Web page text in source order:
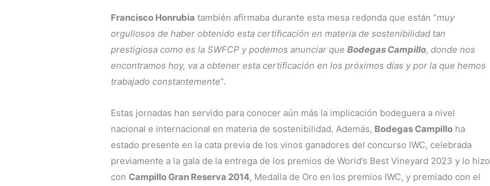
Francisco Honrubia también afirmaba durante esta mesa redonda que están “muy
orgullosos de haber obtenido esta certificación en materia de sostenibilidad tan
prestigiosa como es la SWFCP y podemos anunciar que Bodegas Campillo, donde nos
encontramos hoy, va a obtener esta certificación en los próximos días y por la que hemos
trabajado constantemente”.
Estas jornadas han servido para conocer aún más la implicación bodeguera a nivel
nacional e internacional en materia de sostenibilidad. Además, Bodegas Campillo ha
estado presente en la cata previa de los vinos ganadores del concurso IWC, celebrada
previamente a la gala de la entrega de los premios de World’s Best Vineyard 2023 y lo hizo
con Campillo Gran Reserva 2014, Medalla de Oro en los premios IWC, y premiado con el